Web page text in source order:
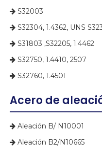
 S32003
 S32304, 1.4362, UNS
 S31803 ,S32205, 1.4462
 S32750, 1.4410, 2507
 S32760, 1.4501
Acero de
 Aleación B/ N10001
 Aleación B2/N10665